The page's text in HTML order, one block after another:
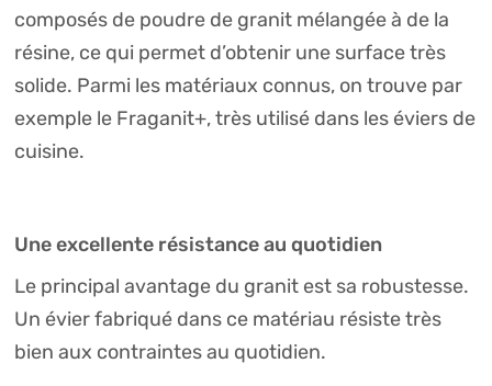
composés de poudre de granit mélangée à de la
résine, ce qui permet d’obtenir une surface très
solide. Parmi les matériaux connus, on trouve par
exemple le Fraganit+, très utilisé dans les éviers de
cuisine.
Une excellente résistance au quotidien
Le principal avantage du granit est sa robustesse.
Un évier fabriqué dans ce matériau résiste très
bien aux contraintes au quotidien.